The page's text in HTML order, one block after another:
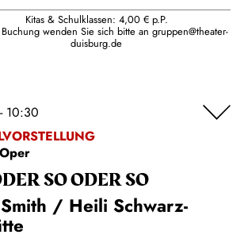
Kitas & Schulklassen: 4,00 € p.P.
wenden Sie sich bitte an gruppen@theater-
duisburg.de
10:30
SO ODER SO
/ Heili Schwarz-